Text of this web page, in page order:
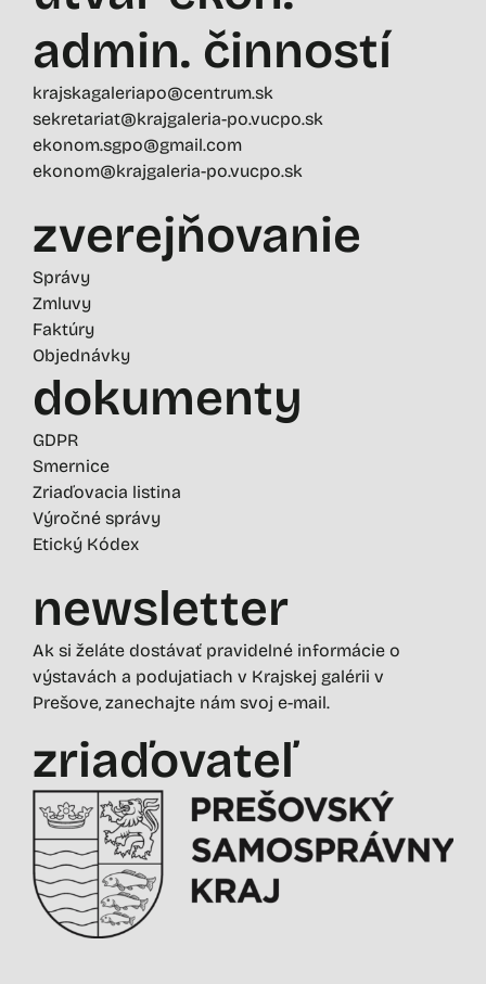
admin. činností
krajskagaleriapo@centrum.sk
sekretariat@krajgaleria-po.vucpo.sk
ekonom.sgpo@gmail.com
ekonom@krajgaleria-po.vucpo.sk
zverejňovanie
Správy
Zmluvy
Faktúry
Objednávky
dokumenty
GDPR
Smernice
Zriaďovacia listina
Výročné správy
Etický Kódex
newsletter
Ak si želáte dostávať pravidelné informácie o
výstavách a podujatiach v Krajskej galérii v
Prešove, zanechajte nám svoj e-mail.
zriaďovateľ